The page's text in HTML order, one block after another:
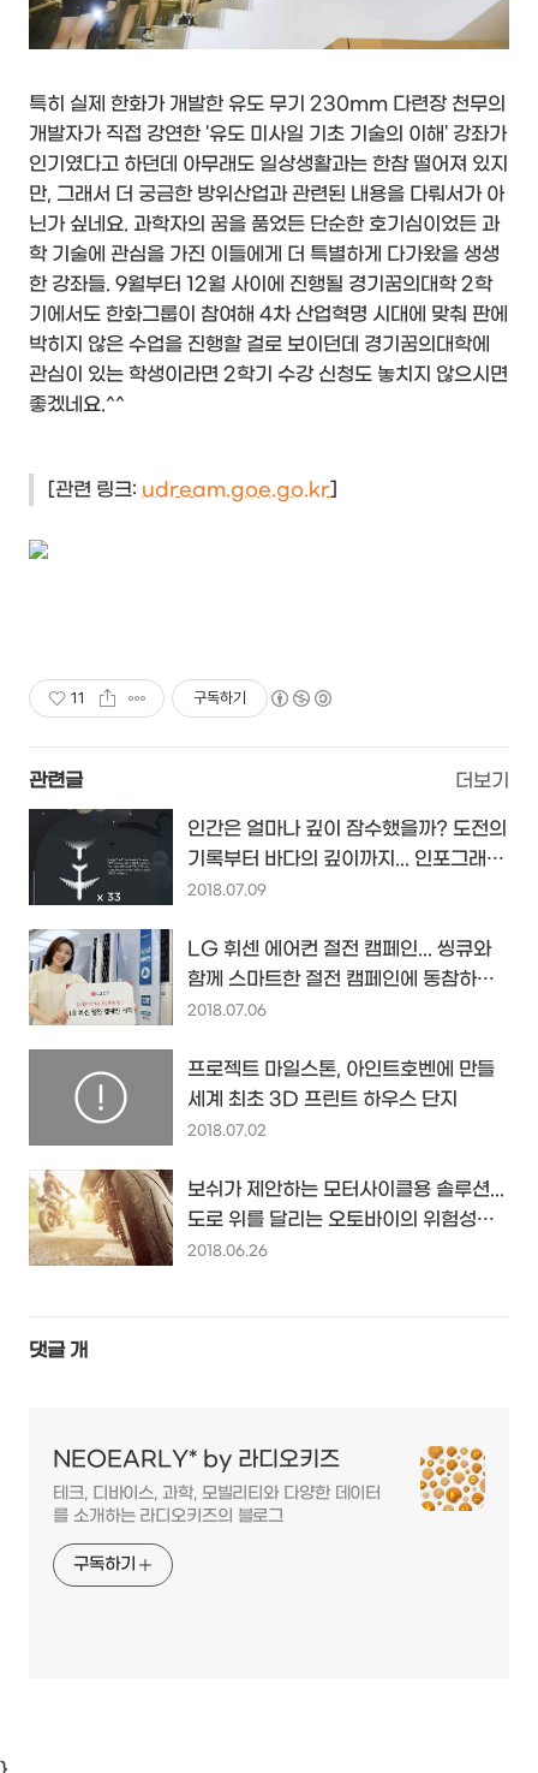
특히 실제 한화가 개발한 유도 무기 230mm 다련장 천무의
개발자가 직접 강연한 '유도 미사일 기초 기술의 이해' 강좌가
인기였다고 하던데 아무래도 일상생활과는 한참 떨어져 있지
만, 그래서 더 궁금한 방위산업과 관련된 내용을 다뤄서가 아
닌가 싶네요. 과학자의 꿈을 품었든 단순한 호기심이었든 과
학 기술에 관심을 가진 이들에게 더 특별하게 다가왔을 생생
한 강좌들. 9월부터 12월 사이에 진행될 경기꿈의대학 2학
기에서도 한화그룹이 참여해 4차 산업혁명 시대에 맞춰 판에
박히지 않은 수업을 진행할 걸로 보이던데 경기꿈의대학에
관심이 있는 학생이라면 2학기 수강 신청도 놓치지 않으시면
좋겠네요.^^
[관련 링크: udream.goe.go.kr]
11 구독하기
관련글 더보기
인간은 얼마나 깊이 잠수했을까? 도전의
기록부터 바다의 깊이까지... 인포그래픽
by thedailyresearch...
2018.07.09
LG 휘센 에어컨 절전 캠페인... 씽큐와
함께 스마트한 절전 캠페인에 동참하고
포인트도 챙겨보세요~
2018.07.06
프로젝트 마일스톤, 아인트호벤에 만들
세계 최초 3D 프린트 하우스 단지
2018.07.02
보쉬가 제안하는 모터사이클용 솔루션...
도로 위를 달리는 오토바이의 위험성을
낮춰줄 혁신 기술들...
2018.06.26
댓글 개
NEOEARLY* by 라디오키즈
테크, 디바이스, 과학, 모빌리티와 다양한 데이터
를 소개하는 라디오키즈의 블로그
구독하기